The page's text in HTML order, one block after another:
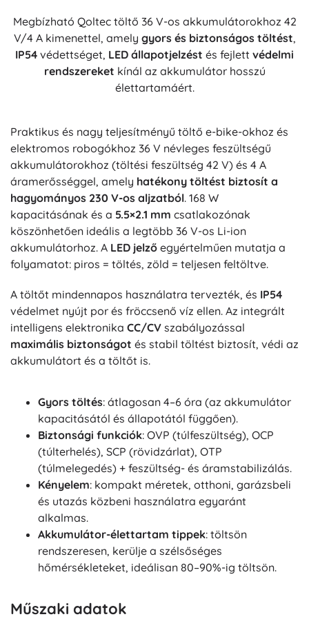
Megbízható Qoltec töltő 36 V-os akkumulátorokhoz 42
V/4 A kimenettel, amely gyors és biztonságos töltést,
IP54 védettséget, LED állapotjelzést és fejlett védelmi
rendszereket kínál az akkumulátor hosszú
élettartamáért.
Praktikus és nagy teljesítményű töltő e-bike-okhoz és
elektromos robogókhoz 36 V névleges feszültségű
akkumulátorokhoz (töltési feszültség 42 V) és 4 A
áramerősséggel, amely hatékony töltést biztosít a
hagyományos 230 V-os aljzatból. 168 W
kapacitásának és a 5.5×2.1 mm csatlakozónak
köszönhetően ideális a legtöbb 36 V-os Li-ion
akkumulátorhoz. A LED jelző egyértelműen mutatja a
folyamatot: piros = töltés, zöld = teljesen feltöltve.
A töltőt mindennapos használatra tervezték, és IP54
védelmet nyújt por és fröccsenő víz ellen. Az integrált
intelligens elektronika CC/CV szabályozással
maximális biztonságot és stabil töltést biztosít, védi az
akkumulátort és a töltőt is.
Gyors töltés: átlagosan 4–6 óra (az akkumulátor
kapacitásától és állapotától függően).
Biztonsági funkciók: OVP (túlfeszültség), OCP
(túlterhelés), SCP (rövidzárlat), OTP
(túlmelegedés) + feszültség- és áramstabilizálás.
Kényelem: kompakt méretek, otthoni, garázsbeli
és utazás közbeni használatra egyaránt
alkalmas.
Akkumulátor-élettartam tippek: töltsön
rendszeresen, kerülje a szélsőséges
hőmérsékleteket, ideálisan 80–90%-ig töltsön.
Műszaki adatok